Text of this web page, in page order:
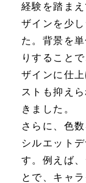
経験を踏ま
ザインを少
た。背景を
りすること
ザインに仕
ストも抑え
きました。
さらに、色
シルエット
す。例えば
とで、キャ